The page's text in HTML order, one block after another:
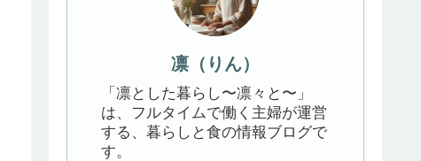
凛（りん）
「凛とした暮らし〜凛々と〜」
は、フルタイムで働く主婦が運営
する、暮らしと食の情報ブログで
す。